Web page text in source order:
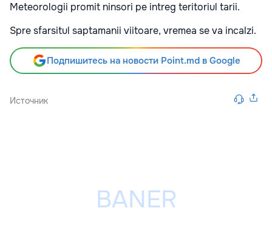
Meteorologii promit ninsori pe intreg teritoriul tarii.
Spre sfarsitul saptamanii viitoare, vremea se va incalzi.
Подпишитесь на новости Point.md в Google
Источник